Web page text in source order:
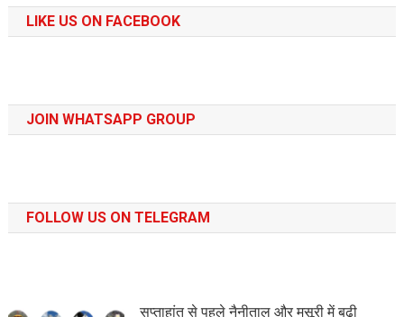
LIKE US ON FACEBOOK
JOIN WHATSAPP GROUP
FOLLOW US ON TELEGRAM
सप्ताहांत से पहले नैनीताल और मसूरी में बढ़ी